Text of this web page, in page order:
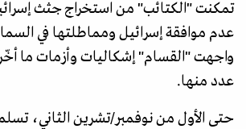
تمكنت "الكتائب" من استخراج جثث
عدم موافقة إسرائيل ومماطلتها في
واجهت "القسام" إشكاليات وأزمات ما
عدد منها.